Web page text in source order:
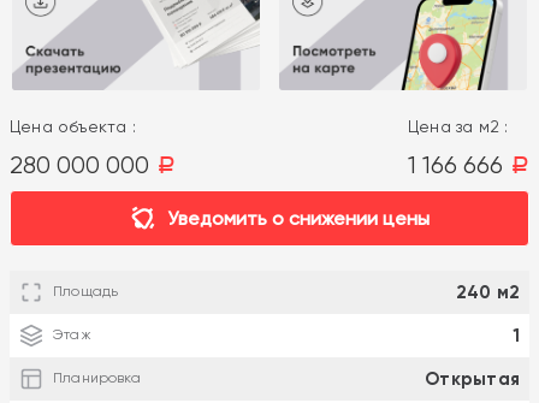
Цена объекта :
280 000 000 a
Цена за м2 :
1 166 666 a
Уведомить о снижении цены
Площадь 240 м2
Этаж 1
Планировка Открытая